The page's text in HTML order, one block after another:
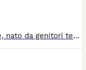
Ultimo maschietto ancora disponibile, nato da genitori testati per displasia Anche/Gomiti, oculopatie, cardiopatie, test genetici Laboklin e Vetogene con DNA depositato. Verra’ consegnato dopo i 65 giorni con Pedigree ENCI, primo Vaccino, 3 Sverminazioni, Thermochip, iscrizione anagrafe canina e puppykit.